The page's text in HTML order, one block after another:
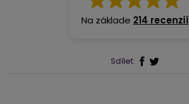
Sdílet:
Na základe 214 recenzií